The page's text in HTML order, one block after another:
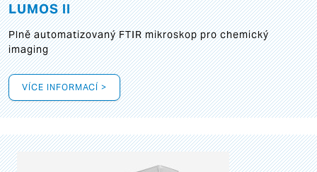
LUMOS II
Plně automatizovaný FTIR mikroskop pro chemický
imaging
VÍCE INFORMACÍ >